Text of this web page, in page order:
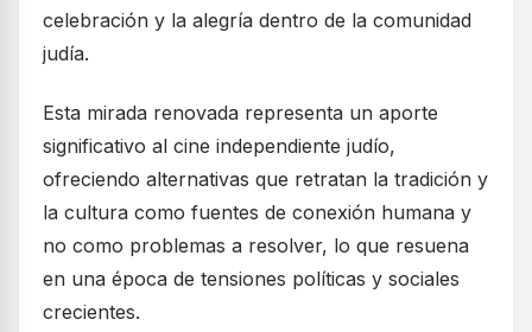
celebración y la alegría dentro de la comunidad
judía.
Esta mirada renovada representa un aporte
significativo al cine independiente judío,
ofreciendo alternativas que retratan la tradición y
la cultura como fuentes de conexión humana y
no como problemas a resolver, lo que resuena
en una época de tensiones políticas y sociales
crecientes.